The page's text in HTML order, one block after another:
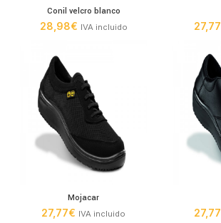
Conil velcro blanco
28,98€ IVA incluido 27,77
Mojacar
27,77€ IVA incluido 27,77